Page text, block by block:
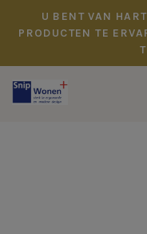
U BENT VAN
PRODUCTEN TE